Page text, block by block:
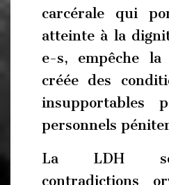
carcérale qui
atteinte à la
e-s, empêche
créée des
insupportables
personnels
La LDH
contradictions